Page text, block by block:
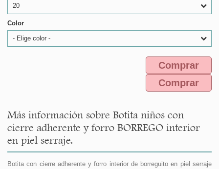
20
Color
- Elige color -
Comprar
Comprar
Más información sobre Botita niños con
cierre adherente y forro BORREGO interior
en piel serraje.
Botita con cierre adherente y forro interior de borreguito en piel serraje